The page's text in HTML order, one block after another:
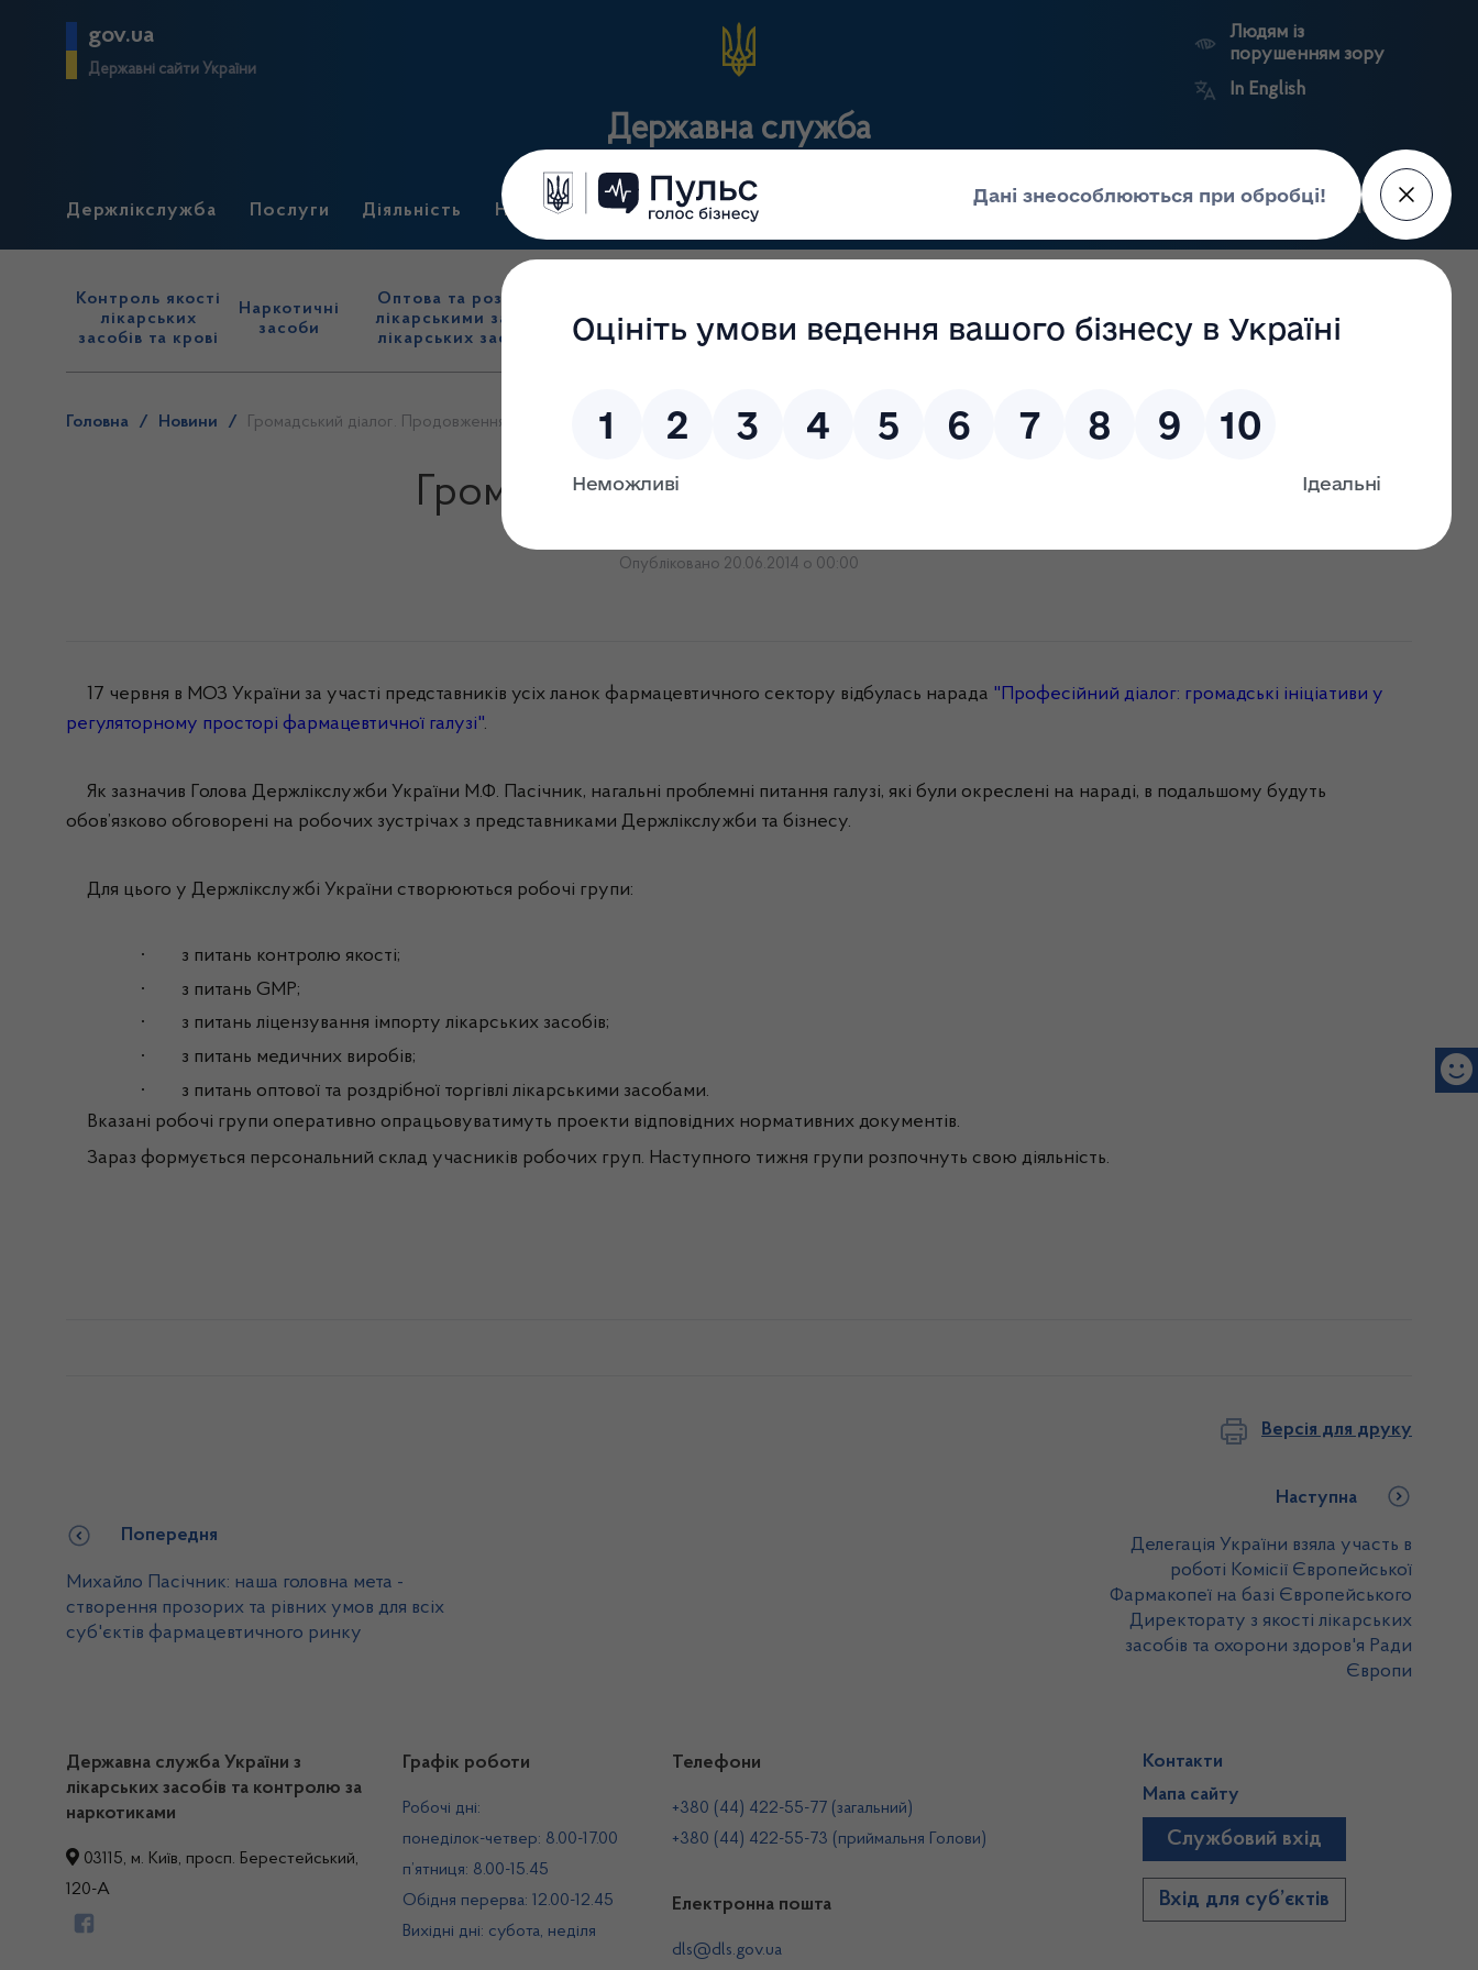
gov.ua
Державні сайти України
Державна служба
Людям із
порушенням зору
In English
Держлікслужба Послуги Діяльність Нормативні документи Для громадськості Прес-центр Пошук
Контроль якості
лікарських
засобів та крові
Наркотичні
засоби
Оптова та роздрібна торгівля
лікарськими засобами, імпорт
лікарських засобів (крім АФІ)
нагляд
(контроль)
засобів, крові та
сертифікація
нагляд
реєстри
портал
Держлікслужби
Головна / Новини / Громадський діалог. Продовження
Громадський діалог. Продовження
Опубліковано 20.06.2014 о 00:00
17 червня в МОЗ України за участі представників усіхланок фармацевтичного сектору відбулась нарада "Професійний діалог: громадські ініціативи у
регуляторному просторі фармацевтичної галузі".
Як зазначив Голова Держлікслужби України М.Ф. Пасічник, нагальні проблемні питання галузі, які були окреслені на нараді, в подальшому будуть
обов’язково обговорені на робочих зустрічах з представниками Держлікслужби та бізнесу.
Для цього у Держлікслужбі України створюються робочі групи:
· з питань контролю якості;
· з питань GMP;
· з питань ліцензування імпорту лікарських засобів;
· з питань медичних виробів;
· з питань оптовоїта роздрібної торгівлі лікарськими засобами.
Вказані робочі групи оперативно опрацьовуватимуть проекти відповідних нормативних документів.
Зараз формується персональний склад учасників робочих груп. Наступного тижня групи розпочнуть свою діяльність.
Версія для друку
Попередня
Михайло Пасічник: наша головна мета -
створення прозорих та рівних умов для всіх
суб'єктів фармацевтичного ринку
Наступна
Делегація України взяла участь в
роботі Комісії Європейської
Фармакопеї на базі Європейського
Директорату з якості лікарських
засобів та охорони здоров'я Ради
Європи
Державна служба України з
лікарських засобів та контролю за
наркотиками
03115, м. Київ, просп. Берестейський,
120-А
Графік роботи
Робочі дні:
понеділок-четвер: 8.00-17.00
п’ятниця: 8.00-15.45
Обідня перерва: 12.00-12.45
Вихідні дні: субота, неділя
Телефони
+380 (44) 422-55-77 (загальний)
+380 (44) 422-55-73 (приймальня Голови)
Електронна пошта
dls@dls.gov.ua
Контакти
Мапа сайту
Службовий вхід
Вхід для суб’єктів